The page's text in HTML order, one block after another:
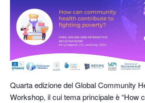
Quarta edizione del Global Community
Workshop, il cui tema principale è “How